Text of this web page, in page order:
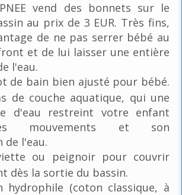
vend des bonnets sur le
au prix de 3 EUR. Très fins,
de ne pas serrer bébé au
et de lui laisser une entière
l'eau.
de bain bien ajusté pour bébé.
de couche aquatique, qui une
d'eau restreint votre enfant
mouvements et son
de l'eau.
ou peignoir pour couvrir
dès la sortie du bassin.
hydrophile (coton classique, à